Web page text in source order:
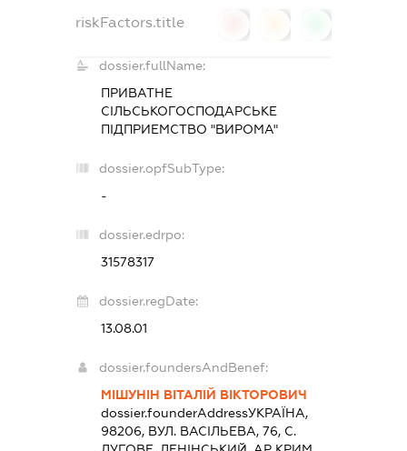
riskFactors.title
dossier.fullName:
ПРИВАТНЕ
СІЛЬСЬКОГОСПОДАРСЬКЕ
ПІДПРИЕМСТВО "ВИРОМА"
dossier.opfSubType:
-
dossier.edrpo:
31578317
dossier.regDate:
13.08.01
dossier.foundersAndBenef:
МІШУНІН ВІТАЛІЙ ВІКТОРОВИЧ
dossier.founderAddressУКРАЇНА,
98206, ВУЛ. ВАСІЛЬЕВА, 76, С.